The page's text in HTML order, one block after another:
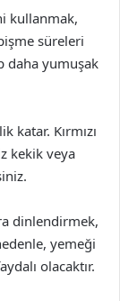
kullanmak,
süreleri
daha yumuşak
Kırmızı
kekik veya
dinlendirmek,
yemeği
olacaktır.